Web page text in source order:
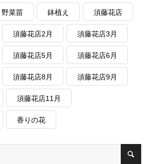
野菜苗 鉢植え 須藤花店
須藤花店2月 須藤花店3月
須藤花店5月 須藤花店6月
須藤花店8月 須藤花店9月
須藤花店11月
香りの花